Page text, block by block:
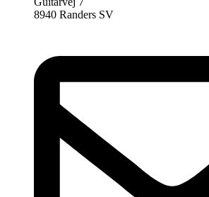
8940 Randers SV